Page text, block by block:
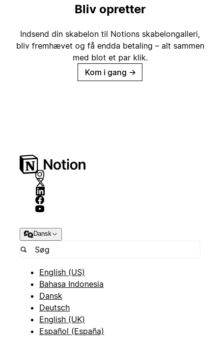
Bliv opretter
Indsend din skabelon til Notions skabelongalleri,
bliv fremhævet og få endda betaling – alt sammen
med blot et par klik.
Kom i gang →
Dansk
English (US)
Bahasa Indonesia
Dansk
Deutsch
English (UK)
Español (España)